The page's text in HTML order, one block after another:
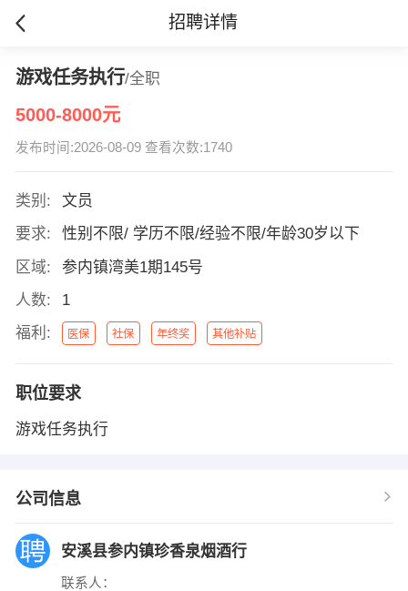
招聘详情
游戏任务执行/全职
5000-8000元
发布时间:2026-08-09 查看次数:1740
类别:
文员
要求:
性别不限/ 学历不限/经验不限/年龄30岁以下
区域:
参内镇湾美1期145号
人数:
1
福利:
医保 社保 年终奖 其他补贴
职位要求
游戏任务执行
公司信息
安溪县参内镇珍香泉烟酒行
联系人：